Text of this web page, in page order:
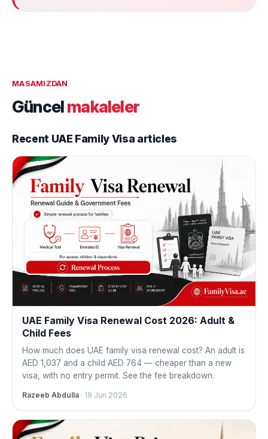
MASAMIZDAN
Güncelmakaleler
Recent UAE Family Visa articles
UAE Family Visa Renewal Cost 2026: Adult &
Child Fees
How much does UAE family visa renewal cost? An adult is
AED 1,037 and a child AED 764 — cheaper than a new
visa, with no entry permit. See the fee breakdown.
Razeeb Abdulla · 19 Jun 2026